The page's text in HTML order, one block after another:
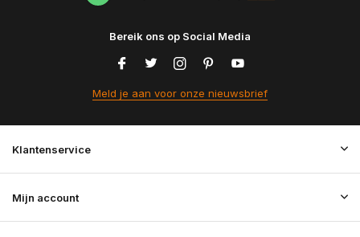
Bereik ons op Social Media
Meld je aan voor onze nieuwsbrief
Klantenservice
Mijn account